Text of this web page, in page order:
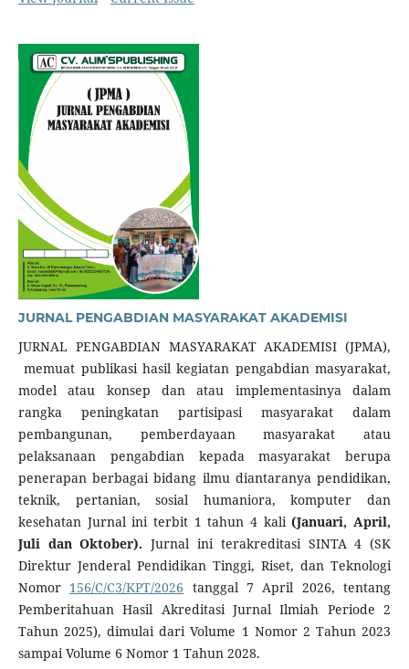
JURNAL PENGABDIAN MASYARAKAT AKADEMISI
JURNAL PENGABDIAN MASYARAKAT AKADEMISI (JPMA),
memuat publikasi hasil kegiatan pengabdian masyarakat,
model atau konsep dan atau implementasinya dalam
rangka peningkatan partisipasi masyarakat dalam
pembangunan, pemberdayaan masyarakat atau
pelaksanaan pengabdian kepada masyarakat berupa
penerapan berbagai bidang ilmu diantaranya pendidikan,
teknik, pertanian, sosial humaniora, komputer dan
kesehatan Jurnal ini terbit 1 tahun 4 kali (Januari, April,
Juli dan Oktober).Jurnal ini terakreditasi SINTA 4 (SK
Direktur Jenderal Pendidikan Tinggi, Riset, dan Teknologi
Nomor 156/C/C3/KPT/2026 tanggal 7 April 2026, tentang
Pemberitahuan Hasil Akreditasi Jurnal Ilmiah Periode 2
Tahun 2025), dimulai dari Volume 1 Nomor 2 Tahun 2023
sampai Volume 6 Nomor 1 Tahun 2028.